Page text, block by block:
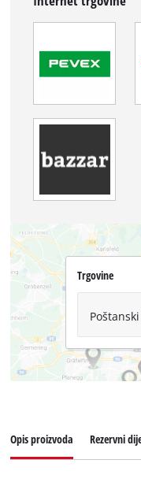
Trgovine
Opis proizvoda Rezervni